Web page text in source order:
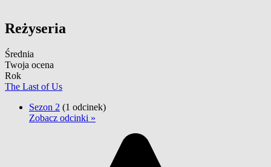
Reżyseria
Średnia
Twoja ocena
Rok
The Last of Us
Sezon 2 (1 odcinek)
Zobacz odcinki »